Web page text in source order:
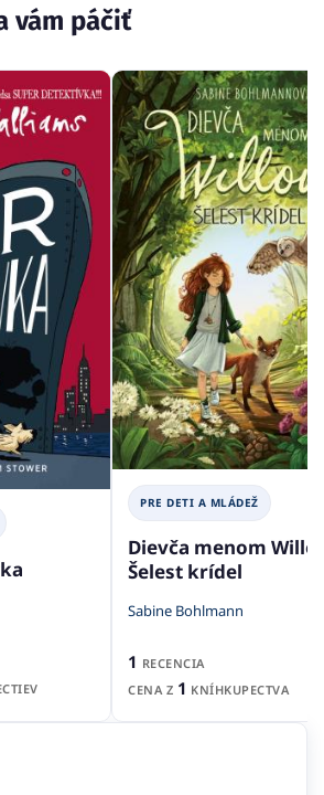
vám páčiť
PRE DETI A MLÁDEŽ
Dievča menom
Šelest krídel
Sabine Bohlmann
1 RECENCIA
CENA Z 1 KNÍHKUPECTVA